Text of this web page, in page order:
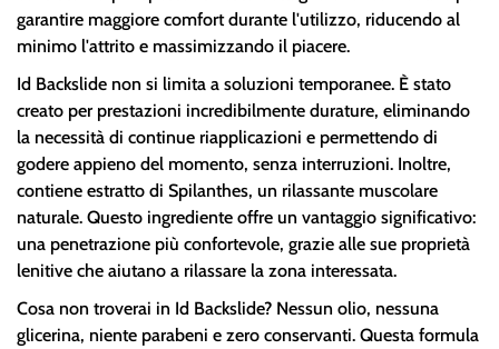
garantire maggiore comfort durante l'utilizzo, riducendo al
minimo l'attrito e massimizzando il piacere.
Id Backslide non si limita a soluzioni temporanee. È stato
creato per prestazioni incredibilmente durature, eliminando
la necessità di continue riapplicazioni e permettendo di
godere appieno del momento, senza interruzioni. Inoltre,
contiene estratto di Spilanthes, un rilassante muscolare
naturale. Questo ingrediente offre un vantaggio significativo:
una penetrazione più confortevole, grazie alle sue proprietà
lenitive che aiutano a rilassare la zona interessata.
Cosa non troverai in Id Backslide? Nessun olio, nessuna
glicerina, niente parabeni e zero conservanti. Questa formula